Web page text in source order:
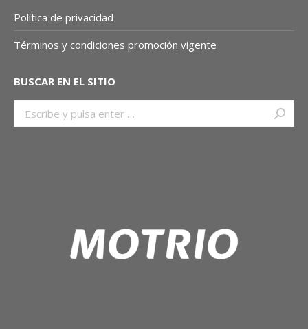
Política de privacidad
Términos y condiciones promoción vigente
BUSCAR EN EL SITIO